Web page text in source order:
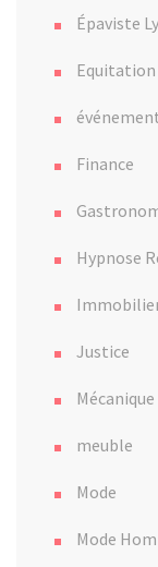
Épaviste
Equitation
Finance
Hypnose
Justice
Mécanique
meuble
Mode
Mode